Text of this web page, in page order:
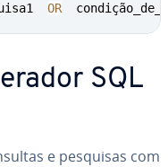
OR
SQL
e pesquisas com